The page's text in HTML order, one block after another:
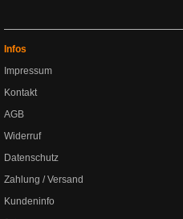
Infos
Impressum
Kontakt
AGB
Widerruf
Datenschutz
Zahlung / Versand
Kundeninfo